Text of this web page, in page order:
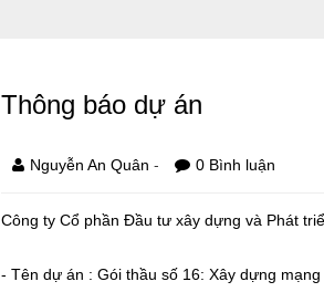
Thông báo dự án
Nguyễn An Quân - 0 Bình luận
Công ty Cổ phần Đầu tư xây dựng và Phát
- Tên dự án : Gói thầu số 16: Xây dựng